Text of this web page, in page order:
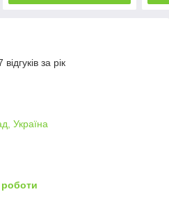
за рік
Україна
роботи